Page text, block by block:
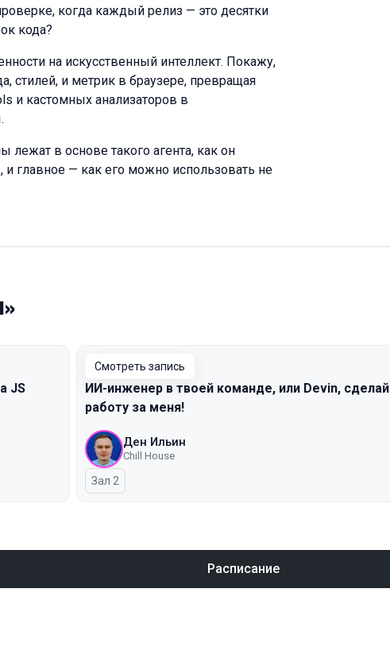
когда каждый релиз — это десятки
кода?
на искусственный интеллект. Покажу,
стилей, и метрик в браузере, превращая
и кастомных анализаторов в
лежат в основе такого агента, как он
главное — как его можно использовать не
JS
Смотреть запись
ИИ-инженер в твоей команде, или Devin, сделай
работу за меня!
Ден Ильин
Chill House
Зал 2
Расписание